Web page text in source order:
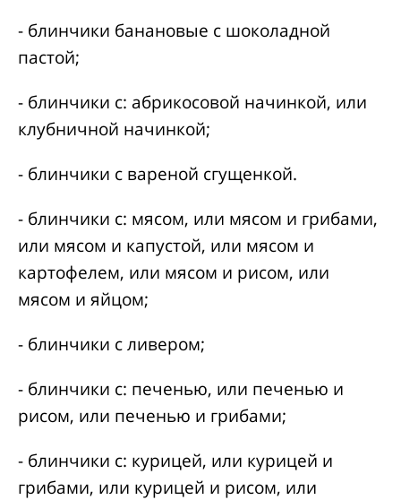
- блинчики банановые с шоколадной
пастой;
- блинчики с: абрикосовой начинкой, или
клубничной начинкой;
- блинчики с вареной сгущенкой.
- блинчики с: мясом, или мясом и грибами,
или мясом и капустой, или мясом и
картофелем, или мясом и рисом, или
мясом и яйцом;
- блинчики с ливером;
- блинчики с: печенью, или печенью и
рисом, или печенью и грибами;
- блинчики с: курицей, или курицей и
грибами, или курицей и рисом, или